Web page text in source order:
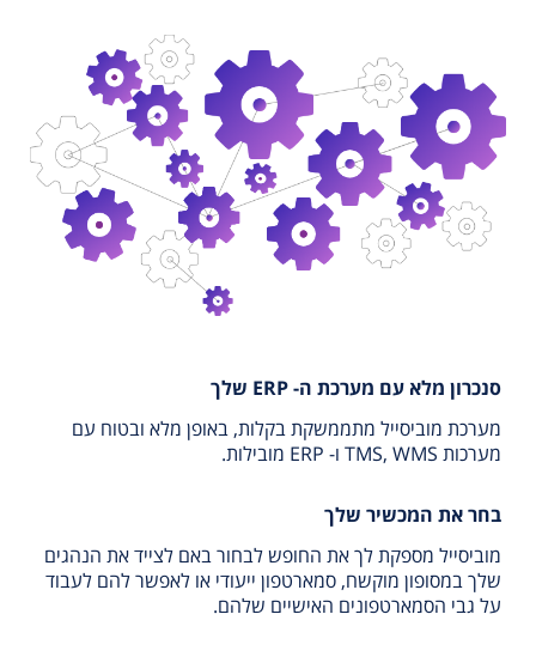
סנכרון מלא עם מערכת ה- ERP שלך
מערכת מוביסייל מתממשקת בקלות, באופן מלא ובטוח עם
מערכות TMS, WMS ו- ERP מובילות.
בחר את המכשיר שלך
מוביסייל מספקת לך את החופש לבחור באם לצייד את הנהגים
שלך במסופון מוקשח, סמארטפון ייעודי או לאפשר להם לעבוד
על גבי הסמארטפונים האישיים שלהם.